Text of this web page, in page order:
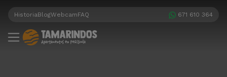
HistoriaBlogWebcamFAQ 671 610 364